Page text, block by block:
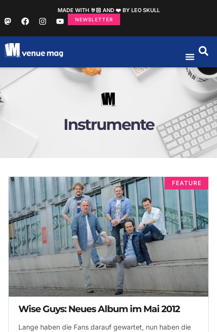
MADE WITH 🤘🏻 AND ❤️ BY LEO SKULL
NEWSLETTER
Instrumente
FEATURE
Wise Guys: Neues Album im Mai 2012
Lange haben die Fans darauf gewartet, nun haben die